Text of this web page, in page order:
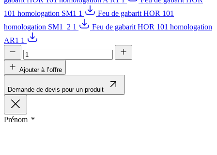
101 homologation SM1 1
Feu de gabarit HOR 101
homologation SM1_2 1
Feu de gabarit HOR 101 homologation
AR1 1
Ajouter à l’offre
Demande de devis pour un produit
Prénom